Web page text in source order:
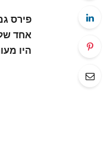
פירס
אחד
היו